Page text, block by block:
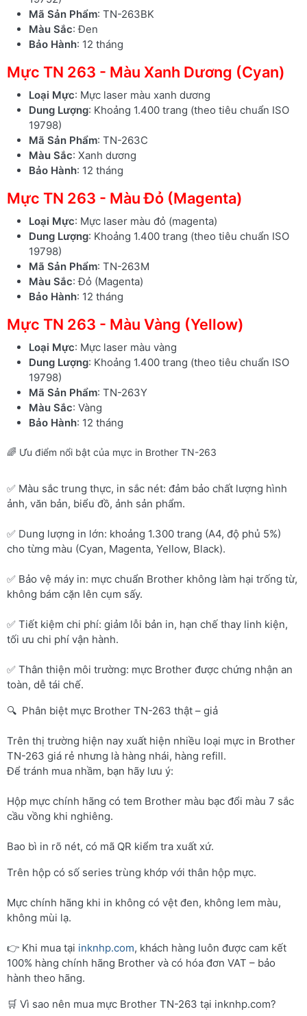
Mã Sản Phẩm: TN-263BK
Màu Sắc: Đen
Bảo Hành: 12 tháng
Mực TN 263 - Màu Xanh Dương (Cyan)
Loại Mực: Mực laser màu xanh dương
Dung Lượng: Khoảng 1.400 trang (theo tiêu chuẩn ISO
19798)
Mã Sản Phẩm: TN-263C
Màu Sắc: Xanh dương
Bảo Hành: 12 tháng
Mực TN 263 - Màu Đỏ (Magenta)
Loại Mực: Mực laser màu đỏ (magenta)
Dung Lượng: Khoảng 1.400 trang (theo tiêu chuẩn ISO
19798)
Mã Sản Phẩm: TN-263M
Màu Sắc: Đỏ (Magenta)
Bảo Hành: 12 tháng
Mực TN 263 - Màu Vàng (Yellow)
Loại Mực: Mực laser màu vàng
Dung Lượng: Khoảng 1.400 trang (theo tiêu chuẩn ISO
19798)
Mã Sản Phẩm: TN-263Y
Màu Sắc: Vàng
Bảo Hành: 12 tháng
🌈 Ưu điểm nổi bật của mực in Brother TN-263
✅ Màu sắc trung thực, in sắc nét: đảm bảo chất lượng hình
ảnh, văn bản, biểu đồ, ảnh sản phẩm.
✅ Dung lượng in lớn: khoảng 1.300 trang (A4, độ phủ 5%)
cho từng màu (Cyan, Magenta, Yellow, Black).
✅ Bảo vệ máy in: mực chuẩn Brother không làm hại trống từ,
không bám cặn lên cụm sấy.
✅ Tiết kiệm chi phí: giảm lỗi bản in, hạn chế thay linh kiện,
tối ưu chi phí vận hành.
✅ Thân thiện môi trường: mực Brother được chứng nhận an
toàn, dễ tái chế.
🔍 Phân biệt mực Brother TN-263 thật – giả
Trên thị trường hiện nay xuất hiện nhiều loại mực in Brother
TN-263 giá rẻ nhưng là hàng nhái, hàng refill.
Để tránh mua nhầm, bạn hãy lưu ý:
Hộp mực chính hãng có tem Brother màu bạc đổi màu 7 sắc
cầu vồng khi nghiêng.
Bao bì in rõ nét, có mã QR kiểm tra xuất xứ.
Trên hộp có số series trùng khớp với thân hộp mực.
Mực chính hãng khi in không có vệt đen, không lem màu,
không mùi lạ.
👉 Khi mua tại inknhp.com, khách hàng luôn được cam kết
100% hàng chính hãng Brother và có hóa đơn VAT – bảo
hành theo hãng.
🛒 Vì sao nên mua mực Brother TN-263 tại inknhp.com?